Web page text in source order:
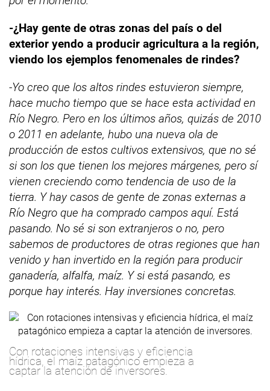
-¿Hay gente de otras zonas del país o del
exterior yendo a producir agricultura a la región,
viendo los ejemplos fenomenales de rindes?
-Yo creo que los altos rindes estuvieron siempre,
hace mucho tiempo que se hace esta actividad en
Río Negro. Pero en los últimos años, quizás de 2010
o 2011 en adelante, hubo una nueva ola de
producción de estos cultivos extensivos, que no sé
si son los que tienen los mejores márgenes, pero sí
vienen creciendo como tendencia de uso de la
tierra. Y hay casos de gente de zonas externas a
Río Negro que ha comprado campos aquí. Está
pasando. No sé si son extranjeros o no, pero
sabemos de productores de otras regiones que han
venido y han invertido en la región para producir
ganadería, alfalfa, maíz. Y si está pasando, es
porque hay interés. Hay inversiones concretas.
Con rotaciones intensivas y eficiencia
hídrica, el maíz patagónico empieza a
captar la atención de inversores.